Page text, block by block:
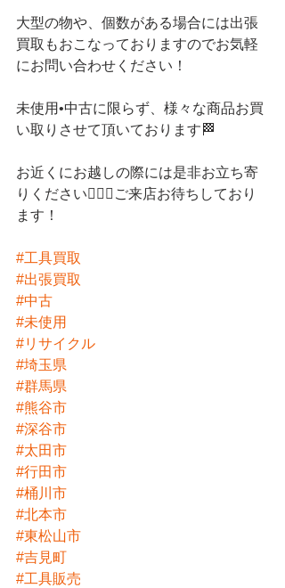
大型の物や、個数がある場合には出張
買取もおこなっておりますのでお気軽
にお問い合わせください！
未使用•中古に限らず、様々な商品お買
い取りさせて頂いております🏁
お近くにお越しの際には是非お立ち寄
りください💁🏻‍♀️ご来店お待ちしており
ます！
#工具買取
#出張買取
#中古
#未使用
#リサイクル
#埼玉県
#群馬県
#熊谷市
#深谷市
#太田市
#行田市
#桶川市
#北本市
#東松山市
#吉見町
#工具販売